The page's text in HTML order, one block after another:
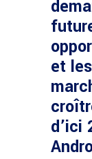
et
d’ici